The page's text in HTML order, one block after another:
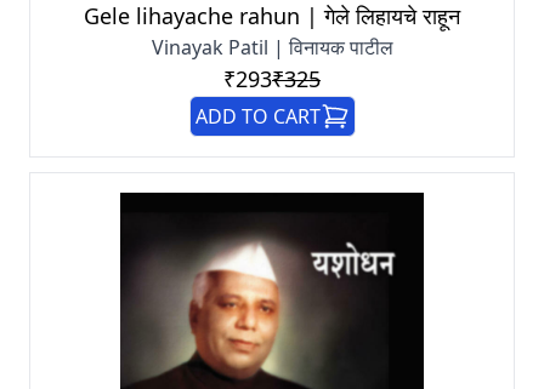
Gele lihayache rahun | गेले लिहायचे राहून
Vinayak Patil | विनायक पाटील
₹293₹325
ADD TO CART